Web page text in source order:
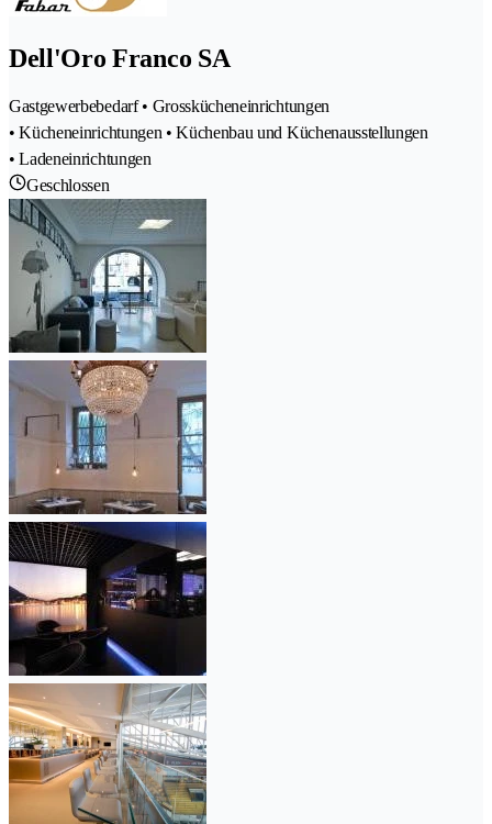
Dell'Oro Franco SA
Gastgewerbebedarf • Grosskücheneinrichtungen
• Kücheneinrichtungen • Küchenbau und Küchenausstellungen
• Ladeneinrichtungen
Geschlossen